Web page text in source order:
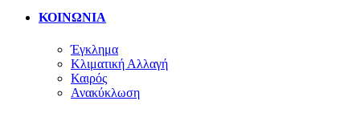
ΚΟΙΝΩΝΙΑ
Έγκλημα
Κλιματική Αλλαγή
Καιρός
Ανακύκλωση